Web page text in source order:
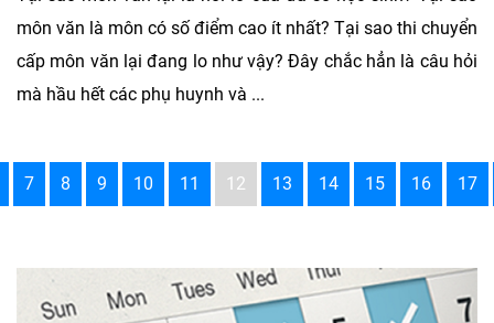
môn văn là môn có số điểm cao ít nhất? Tại sao thi chuyển
cấp môn văn lại đang lo như vậy? Đây chắc hẳn là câu hỏi
mà hầu hết các phụ huynh và ...
7 8 9 10 11 12 13 14 15 16 17